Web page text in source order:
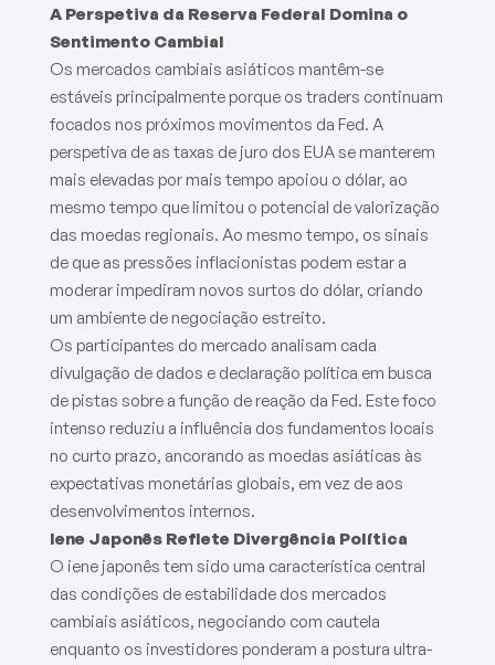
A Perspetiva da Reserva Federal Domina o
Sentimento Cambial
Os mercados cambiais asiáticos mantêm-se
estáveis principalmente porque os traders continuam
focados nos próximos movimentos da Fed. A
perspetiva de as taxas de juro dos EUA se manterem
mais elevadas por mais tempo apoiou o dólar, ao
mesmo tempo que limitou o potencial de valorização
das moedas regionais. Ao mesmo tempo, os sinais
de que as pressões inflacionistas podem estar a
moderar impediram novos surtos do dólar, criando
um ambiente de negociação estreito.
Os participantes do mercado analisam cada
divulgação de dados e declaração política em busca
de pistas sobre a função de reação da Fed. Este foco
intenso reduziu a influência dos fundamentos locais
no curto prazo, ancorando as moedas asiáticas às
expectativas monetárias globais, em vez de aos
desenvolvimentos internos.
Iene Japonês Reflete Divergência Política
O iene japonês tem sido uma característica central
das condições de estabilidade dos mercados
cambiais asiáticos, negociando com cautela
enquanto os investidores ponderam a postura ultra-